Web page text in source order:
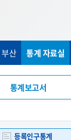
산 통계 자료실
통계보고서
통계 E-Book
등록인구통계